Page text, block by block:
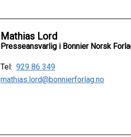
Mathias Lord
Presseansvarlig i Bonnier Norsk
Tel: 929 86 349
mathias.lord@bonnierforlag.no